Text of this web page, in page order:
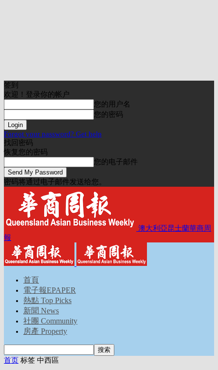
签到
欢迎！登录你的帐户
您的用户名
您的密码
Forgot your password? Get help
找回密码
恢复您的密码
您的电子邮件
密码将通过电子邮件发送给您。
澳大利亞昆士蘭華商周
報
首頁
電子報EPAPER
熱點 Top Picks
新聞 News
社團 Community
房產 Property
首页 标签 中西區